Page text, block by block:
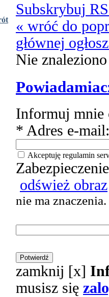
Subskrybuj
« wróć do
głównej
Nie znaleziono
Informuj mnie
* Adres e-mail:
Akceptuję regulamin
odśwież obraz
nie ma znaczenia.
zamknij [x]
musisz się